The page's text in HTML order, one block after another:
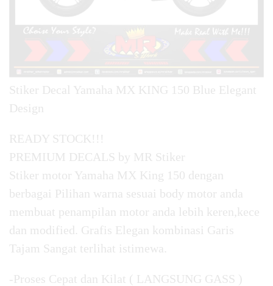
Stiker Decal Yamaha MX KING 150 Blue Elegant
Design
READY STOCK!!!
PREMIUM DECALS by MR Stiker
Stiker motor Yamaha MX King 150 dengan
berbagai Pilihan warna sesuai body motor anda
membuat penampilan motor anda lebih keren,kece
dan modified. Grafis Elegan kombinasi Garis
Tajam Sangat terlihat istimewa.
-Proses Cepat dan Kilat ( LANGSUNG GASS )